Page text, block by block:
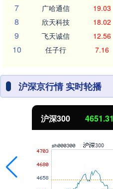
7 广哈通信 19.03
8 欣天科技 18.02
9 飞天诚信 12.56
10 任子行 7.16
沪深京行情 实时轮播
沪深300 4651.31